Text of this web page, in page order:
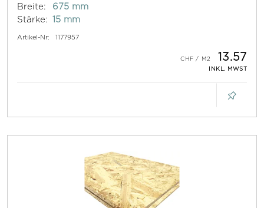
Breite:
675 mm
Stärke: 15 mm
Artikel-Nr: 1177957
13.57
INKL. MWST